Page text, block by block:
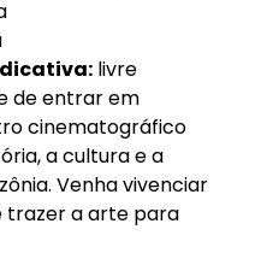
livre
de entrar em
cinematográfico
a cultura e a
Venha vivenciar
trazer a arte para